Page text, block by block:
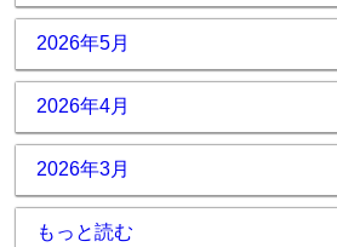
2026年5月
2026年4月
2026年3月
もっと読む